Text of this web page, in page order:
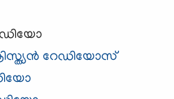
റേഡിയോസ്